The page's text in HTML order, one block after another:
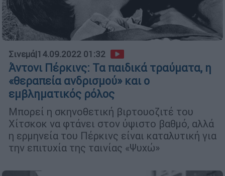
Σινεμά|14.09.2022 01:32
Άντονι Πέρκινς: Τα παιδικά τραύματα, η
«θεραπεία ανδρισμού» και ο
εμβληματικός ρόλος
Μπορεί η σκηνοθετική βιρτουοζιτέ του
Χίτσκοκ να φτάνει στον ύψιστο βαθμό, αλλά
η ερμηνεία του Πέρκινς είναι καταλυτική για
την επιτυχία της ταινίας «Ψυχώ»